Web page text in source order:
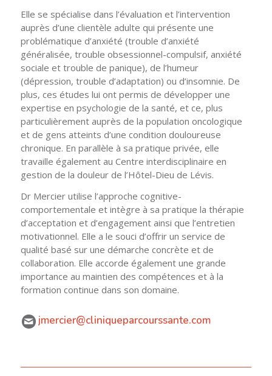
Elle se spécialise dans l’évaluation et l’intervention
auprès d’une clientèle adulte qui présente une
problématique d’anxiété (trouble d’anxiété
généralisée, trouble obsessionnel-compulsif, anxiété
sociale et trouble de panique), de l’humeur
(dépression, trouble d’adaptation) ou d’insomnie. De
plus, ces études lui ont permis de développer une
expertise en psychologie de la santé, et ce, plus
particulièrement auprès de la population oncologique
et de gens atteints d’une condition douloureuse
chronique. En parallèle à sa pratique privée, elle
travaille également au Centre interdisciplinaire en
gestion de la douleur de l’Hôtel-Dieu de Lévis.
Dr Mercier utilise l’approche cognitive-
comportementale et intègre à sa pratique la thérapie
d’acceptation et d’engagement ainsi que l’entretien
motivationnel. Elle a le souci d’offrir un service de
qualité basé sur une démarche concrète et de
collaboration. Elle accorde également une grande
importance au maintien des compétences et à la
formation continue dans son domaine.
jmercier@cliniqueparcourssante.com